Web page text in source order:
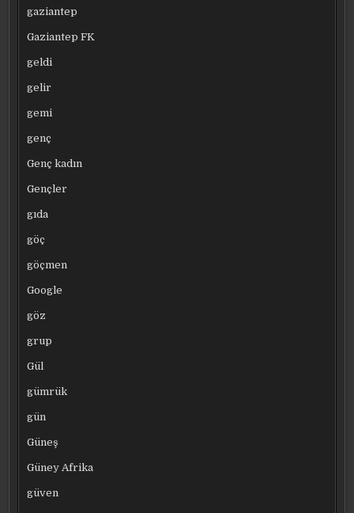
gaziantep
Gaziantep FK
geldi
gelir
gemi
genç
Genç kadın
Gençler
gıda
göç
göçmen
Google
göz
grup
Gül
gümrük
gün
Güneş
Güney Afrika
güven